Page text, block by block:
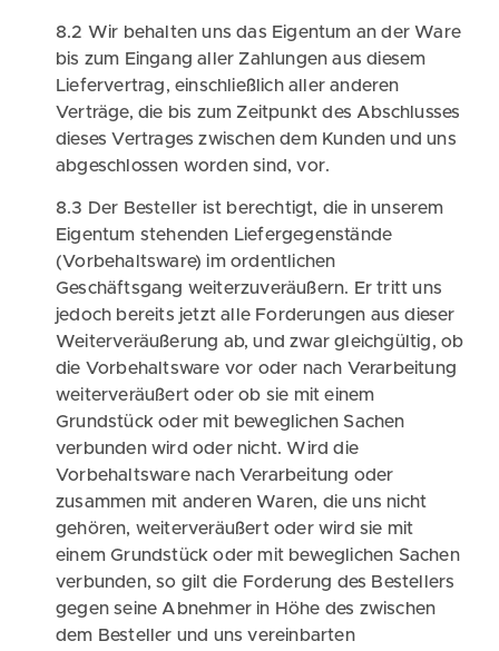
8.2 Wir behalten uns das Eigentum an der Ware
bis zum Eingang aller Zahlungen aus diesem
Liefervertrag, einschließlich aller anderen
Verträge, die bis zum Zeitpunkt des Abschlusses
dieses Vertrages zwischen dem Kunden und uns
abgeschlossen worden sind, vor.
8.3 Der Besteller ist berechtigt, die in unserem
Eigentum stehenden Liefergegenstände
(Vorbehaltsware) im ordentlichen
Geschäftsgang weiterzuveräußern. Er tritt uns
jedoch bereits jetzt alle Forderungen aus dieser
Weiterveräußerung ab, und zwar gleichgültig, ob
die Vorbehaltsware vor oder nach Verarbeitung
weiterveräußert oder ob sie mit einem
Grundstück oder mit beweglichen Sachen
verbunden wird oder nicht. Wird die
Vorbehaltsware nach Verarbeitung oder
zusammen mit anderen Waren, die uns nicht
gehören, weiterveräußert oder wird sie mit
einem Grundstück oder mit beweglichen Sachen
verbunden, so gilt die Forderung des Bestellers
gegen seine Abnehmer in Höhe des zwischen
dem Besteller und uns vereinbarten